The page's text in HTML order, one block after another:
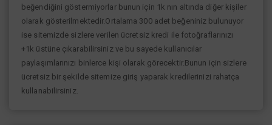
beğendiğini göstermiyorlar bunun için 1k nın altında diğer kişiler
olarak gösterilmektedir.Ortalama 300 adet beğeniniz bulunuyor
ise sitemizde sizlere verilen ücretsiz kredi ile fotoğraflarınızı
+1k üstüne çıkarabilirsiniz ve bu sayede kullanıcılar
paylaşımlarınızı binlerce kişi olarak görecektir.Bunun için sizlere
ücretsiz bir şekilde sitemize giriş yaparak kredilerinizi rahatça
kullanabilirsiniz.